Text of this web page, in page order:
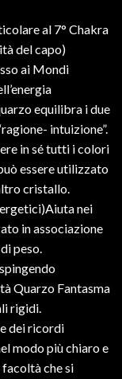
al 7° Chakra
del capo)
ai Mondi
equilibra i due
intuizione”.
in sé tutti i colori
essere utilizzato
cristallo.
nei
in associazione
peso.
Quarzo Fantasma
rigidi.
dei ricordi
modo più chiaro e
che si